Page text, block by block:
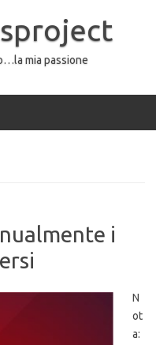
mia passione
i
N
ot
a: